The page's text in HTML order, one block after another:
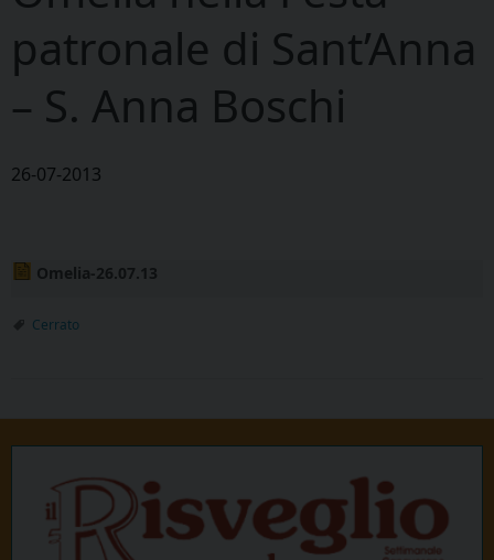
patronale di Sant’Anna
– S. Anna Boschi
26-07-2013
Omelia-26.07.13
Cerrato